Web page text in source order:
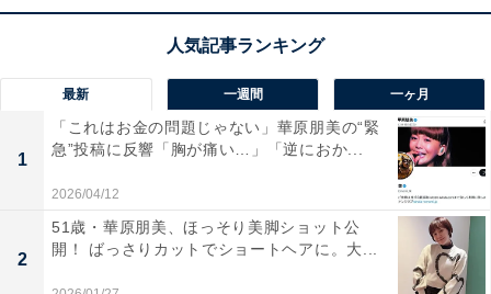
最新 一週間 一ヶ月
1
「これはお金の問題じゃない」華原朋美の“緊
急”投稿に反響「胸が痛い…」「逆におか...
2026/04/12
2
51歳・華原朋美、ほっそり美脚ショット公
開！ ばっさりカットでショートヘアに。大...